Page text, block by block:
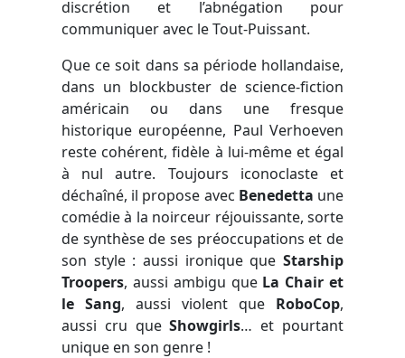
discrétion et l’abnégation pour
communiquer avec le Tout-Puissant.
Que ce soit dans sa période hollandaise,
dans un blockbuster de science-fiction
américain ou dans une fresque
historique européenne, Paul Verhoeven
reste cohérent, fidèle à lui-même et égal
à nul autre. Toujours iconoclaste et
déchaîné, il propose avec Benedetta une
comédie à la noirceur réjouissante, sorte
de synthèse de ses préoccupations et de
son style : aussi ironique que Starship
Troopers, aussi ambigu que La Chair et
le Sang, aussi violent que RoboCop,
aussi cru queShowgirls… et pourtant
unique en son genre !